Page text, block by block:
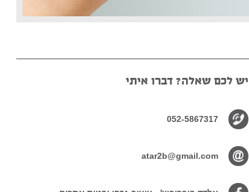
יש לכם שאלה? דברו איתי
052-5867317
atar2b@gmail.com